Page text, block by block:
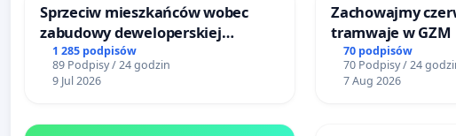
Sprzeciw mieszkańców wobec
zabudowy deweloperskiej
terenow zielonych w rejonie
Bulwarów Straceńskich w Bielsku-
Białej
1 285 podpisów
89 Podpisy / 24 godzin
9 Jul 2026
Zachowajmy
tramwaje w GZM
70 podpisów
70 Podpisy / 24
7 Aug 2026